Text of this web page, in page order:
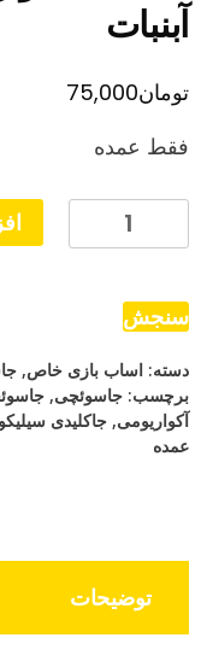
آبنبات
تومان75,000
فقط عمده
جاکلیدی
آکواریومی
پاندا
آبنبات
عدد
سنجش
دسته: اساب بازی خاص,
برچسب: جاسوئچی,
آکواریومی, جاکلیدی
عمده
توضیحات